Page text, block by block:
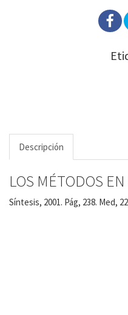
Descripción
LOS MÉTODOS
Síntesis, 2001. Pág, 238. Med,